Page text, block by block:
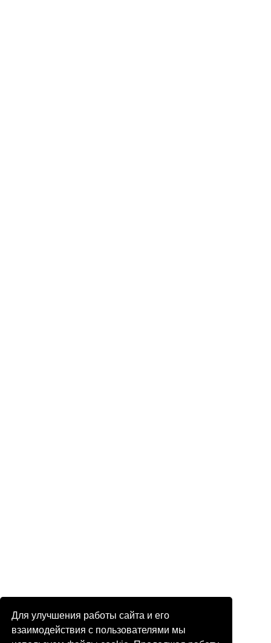
Для улучшения работы сайта и его
взаимодействия с пользователями мы